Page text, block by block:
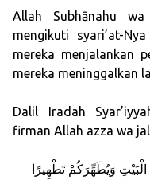
Allah Subhānahu wa
mengikuti syari’at-
mereka menjalankan
mereka meninggalkan
Dalil Iradah
firman Allah azza wa
وَيُطَهِّرَكُمْ تَطْهِيرًا